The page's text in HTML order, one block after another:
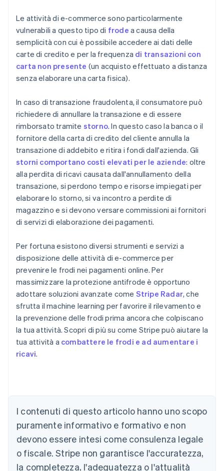
Le attività di e-commerce sono particolarmente
vulnerabili a questo tipo di frode a causa della
semplicità con cui è possibile accedere ai dati delle
carte di credito e per la frequenza di transazioni con
carta non presente (un acquisto effettuato a distanza
senza elaborare una carta fisica).
In caso di transazione fraudolenta, il consumatore può
richiedere di annullare la transazione e di essere
rimborsato tramite storno. In questo caso la banca o il
fornitore della carta di credito del cliente annulla la
transazione di addebito e ritira i fondi dall'azienda. Gli
storni comportano costi elevati per le aziende: oltre
alla perdita di ricavi causata dall'annullamento della
transazione, si perdono tempo e risorse impiegati per
elaborare lo storno, si va incontro a perdite di
magazzino e si devono versare commissioni ai fornitori
di servizi di elaborazione dei pagamenti.
Per fortuna esistono diversi strumenti e servizi a
disposizione delle attività di e-commerce per
prevenire le frodi nei pagamenti online. Per
massimizzare la protezione antifrode è opportuno
adottare soluzioni avanzate come Stripe Radar, che
sfrutta il machine learning per favorire il rilevamento e
la prevenzione delle frodi prima ancora che colpiscano
la tua attività. Scopri di più su come Stripe può aiutare la
tua attività a combattere le frodi e ad aumentare i
ricavi.
I contenuti di questo articolo hanno uno scopo
puramente informativo e formativo e non
devono essere intesi come consulenza legale
o fiscale. Stripe non garantisce l'accuratezza,
la completezza, l'adeguatezza o l'attualità
Austria
Belgio
Nederlands FrançaisDeutschEnglish
Brasile
Português English
Bulgaria
English